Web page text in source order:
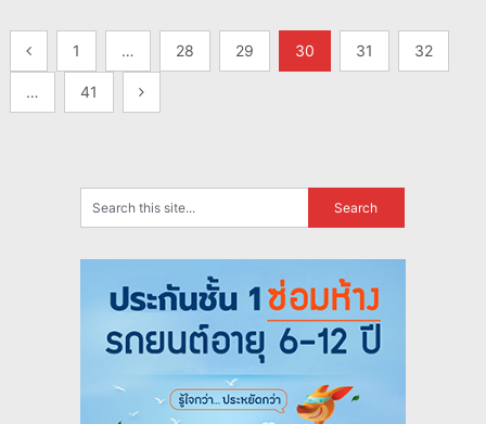
แนะแนว
เรื่อง
1 … 28 29 30 31 32
… 41